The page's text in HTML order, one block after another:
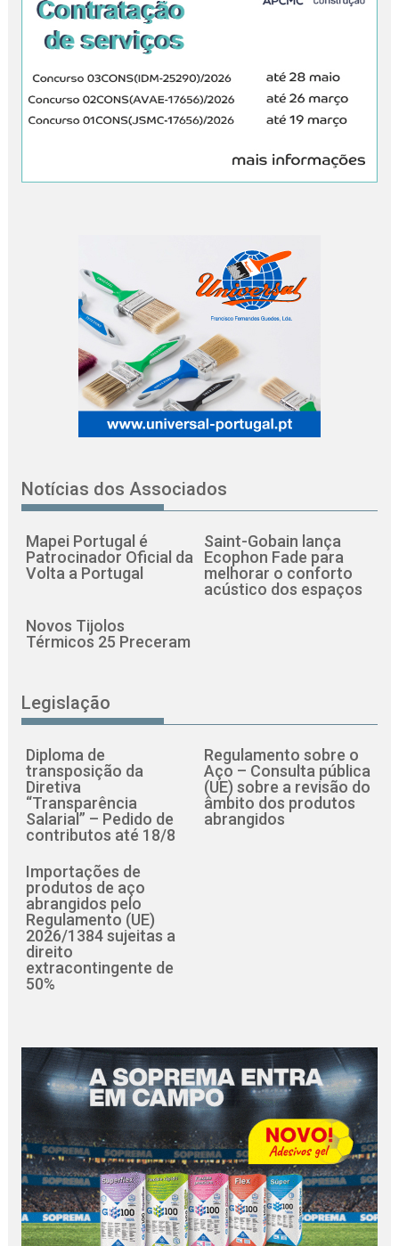
Notícias dos Associados
Mapei Portugal é
Patrocinador Oficial da
Volta a Portugal
Saint-Gobain lança
Ecophon Fade para
melhorar o conforto
acústico dos espaços
Novos Tijolos
Térmicos 25 Preceram
Legislação
Diploma de
transposição da
Diretiva
“Transparência
Salarial” – Pedido de
contributos até 18/8
Regulamento sobre o
Aço – Consulta pública
(UE) sobre a revisão do
âmbito dos produtos
abrangidos
Importações de
produtos de aço
abrangidos pelo
Regulamento (UE)
2026/1384 sujeitas a
direito
extracontingente de
50%